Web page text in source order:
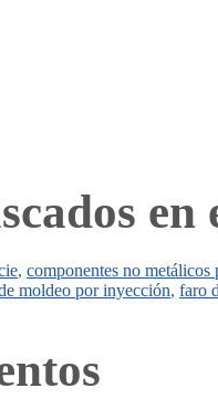
en
, componentes no metálicos
moldeo por inyección, faro